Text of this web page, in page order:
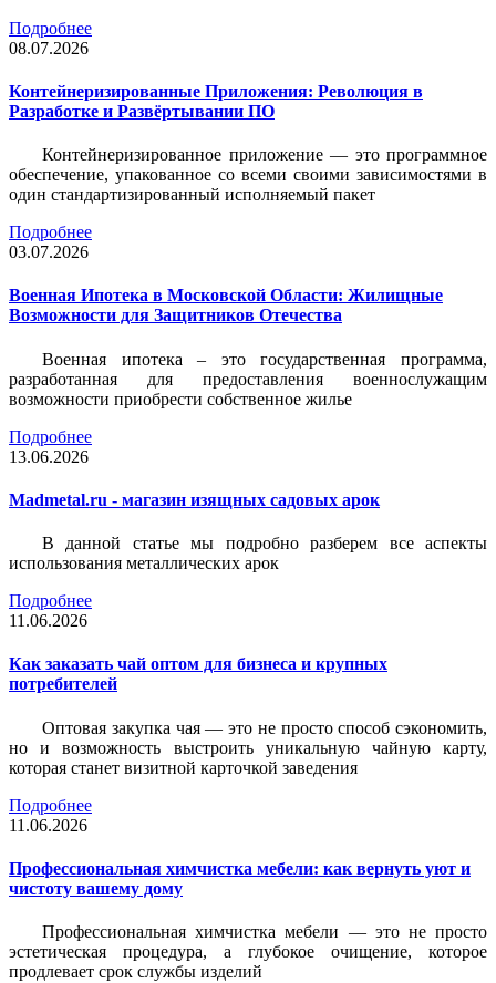
Подробнее
08.07.2026
Контейнеризированные Приложения: Революция в
Разработке и Развёртывании ПО
Контейнеризированное приложение — это программное
обеспечение, упакованное со всеми своими зависимостями в
один стандартизированный исполняемый пакет
Подробнее
03.07.2026
Военная Ипотека в Московской Области: Жилищные
Возможности для Защитников Отечества
Военная ипотека – это государственная программа,
разработанная для предоставления военнослужащим
возможности приобрести собственное жилье
Подробнее
13.06.2026
Madmetal.ru - магазин изящных садовых арок
В данной статье мы подробно разберем все аспекты
использования металлических арок
Подробнее
11.06.2026
Как заказать чай оптом для бизнеса и крупных
потребителей
Оптовая закупка чая — это не просто способ сэкономить,
но и возможность выстроить уникальную чайную карту,
которая станет визитной карточкой заведения
Подробнее
11.06.2026
Профессиональная химчистка мебели: как вернуть уют и
чистоту вашему дому
Профессиональная химчистка мебели — это не просто
эстетическая процедура, а глубокое очищение, которое
продлевает срок службы изделий